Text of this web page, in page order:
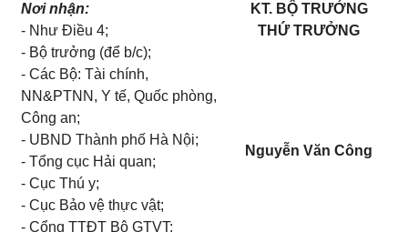
Nơi nhận:
- Như Điều 4;
- Bộ trưởng (để b/c);
-Các Bộ: Tài chính,
NN&PTNN, Y tế, Quốc phòng,
Công an;
- UBNDThành phố Hà Nội;
-Tổng cục Hải quan;
-Cục Thú y;
-Cục Bảo vệ thực vật;
-Cổng TTĐT BộGTVT;
KT. BỘ TRƯỞNG
THỨ TRƯỞNG
Nguyễn Văn Công